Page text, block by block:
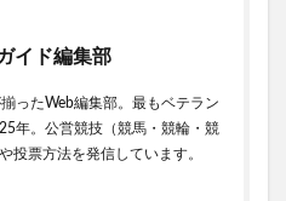
イド編集部
ったWeb編集部。最もベテラン
年。公営競技（競馬・競輪・競
投票方法を発信しています。